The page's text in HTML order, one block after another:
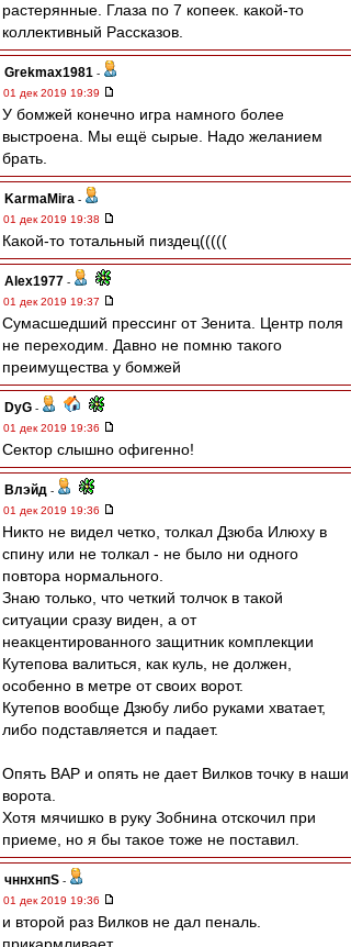
растерянные. Глаза по 7 копеек. какой-то
коллективный Рассказов.
Grekmax1981 -
01 дек 2019 19:39
У бомжей конечно игра намного более
выстроена. Мы ещё сырые. Надо желанием
брать.
KarmaMira -
01 дек 2019 19:38
Какой-то тотальный пиздец(((((
Alex1977 -
01 дек 2019 19:37
Сумасшедший прессинг от Зенита. Центр поля
не переходим. Давно не помню такого
преимущества у бомжей
DyG -
01 дек 2019 19:36
Сектор слышно офигенно!
Влэйд -
01 дек 2019 19:36
Никто не видел четко, толкал Дзюба Илюху в
спину или не толкал - не было ни одного
повтора нормального.
Знаю только, что четкий толчок в такой
ситуации сразу виден, а от
неакцентированного защитник комплекции
Кутепова валиться, как куль, не должен,
особенно в метре от своих ворот.
Кутепов вообще Дзюбу либо руками хватает,
либо подставляется и падает.
Опять ВАР и опять не дает Вилков точку в наши
ворота.
Хотя мячишко в руку Зобнина отскочил при
приеме, но я бы такое тоже не поставил.
чннхнпS -
01 дек 2019 19:36
и второй раз Вилков не дал пеналь.